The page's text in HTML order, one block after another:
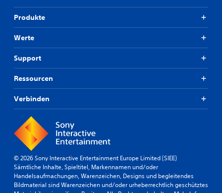
Produkte
Werte
Support
Ressourcen
Verbinden
© 2026 Sony Interactive Entertainment Europe Limited (SIEE)
Sämtliche Inhalte, Spieltitel, Markennamen und/oder
Handelsaufmachungen, Warenzeichen, Designs und begleitendes
Bildmaterial sind Warenzeichen und/oder urheberrechtlich geschütztes